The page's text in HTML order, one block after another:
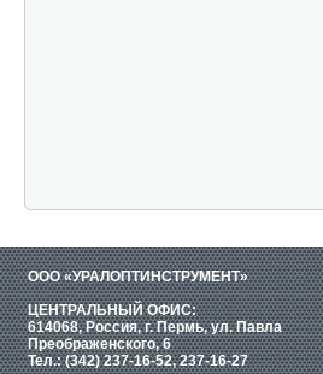
ООО «УРАЛОПТИНСТРУМЕНТ»
ЦЕНТРАЛЬНЫЙ ОФИС:
614068, Россия, г. Пермь, ул. Павла
Преображенского, 6
Тел.: (342) 237-16-52, 237-16-27